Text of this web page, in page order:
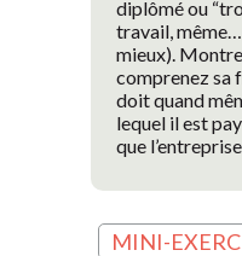
diplômé ou
travail, même…
mieux).
comprenez sa
doit quand
lequel il est
que
MINI-